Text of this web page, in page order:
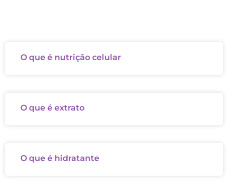
O que é nutrição celular
O que é extrato
O que é hidratante